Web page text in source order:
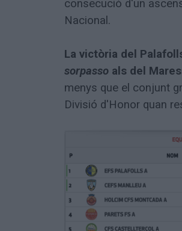
consecució d'un
Nacional.
La victòria del
sorpassoals del
menys que el conjunt
Divisió d'Honor quan